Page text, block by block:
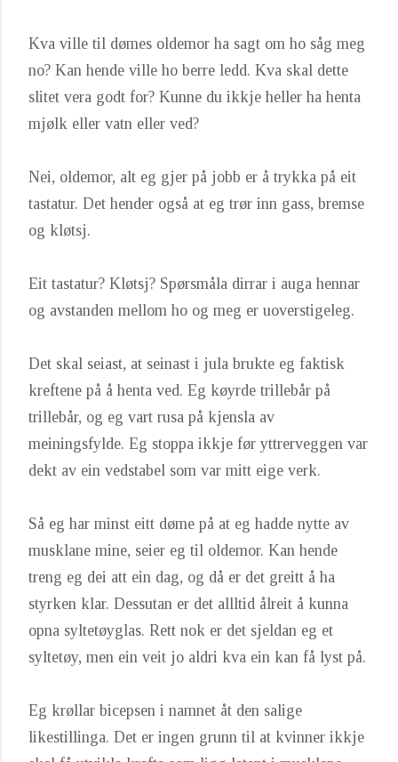
Kva ville til dømes oldemor ha sagt om ho såg meg
no? Kan hende ville ho berre ledd. Kva skal dette
slitet vera godt for? Kunne du ikkje heller ha henta
mjølk eller vatn eller ved?
Nei, oldemor, alt eg gjer på jobb er å trykka på eit
tastatur. Det hender også at eg trør inn gass, bremse
og kløtsj.
Eit tastatur? Kløtsj? Spørsmåla dirrar i auga hennar
og avstanden mellom ho og meg er uoverstigeleg.
Det skal seiast, at seinast i jula brukte eg faktisk
kreftene på å henta ved. Eg køyrde trillebår på
trillebår, og eg vart rusa på kjensla av
meiningsfylde. Eg stoppa ikkje før yttrerveggen var
dekt av ein vedstabel som var mitt eige verk.
Så eg har minst eitt døme på at eg hadde nytte av
musklane mine, seier eg til oldemor. Kan hende
treng eg dei att ein dag, og då er det greitt å ha
styrken klar. Dessutan er det allltid ålreit å kunna
opna syltetøyglas. Rett nok er det sjeldan eg et
syltetøy, men ein veit jo aldri kva ein kan få lyst på.
Eg krøllar bicepsen i namnet åt den salige
likestillinga. Det er ingen grunn til at kvinner ikkje